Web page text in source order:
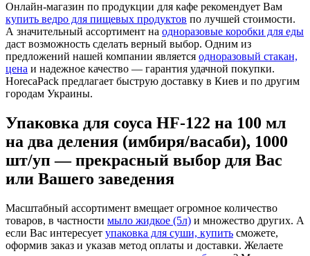
Онлайн-магазин по продукции для кафе рекомендует Вам
купить ведро для пищевых продуктов по лучшей стоимости.
А значительный ассортимент на одноразовые коробки для еды
даст возможность сделать верный выбор. Одним из
предложений нашей компании является одноразовый стакан,
цена и надежное качество — гарантия удачной покупки.
HorecaPack предлагает быструю доставку в Киев и по другим
городам Украины.
Упаковка для соуса HF-122 на 100 мл
на два деления (имбиря/васаби), 1000
шт/уп — прекрасный выбор для Вас
или Вашего заведения
Масштабный ассортимент вмещает огромное количество
товаров, в частности мыло жидкое (5л) и множество других. А
если Вас интересует упаковка для суши, купить сможете,
оформив заказ и указав метод оплаты и доставки. Желаете